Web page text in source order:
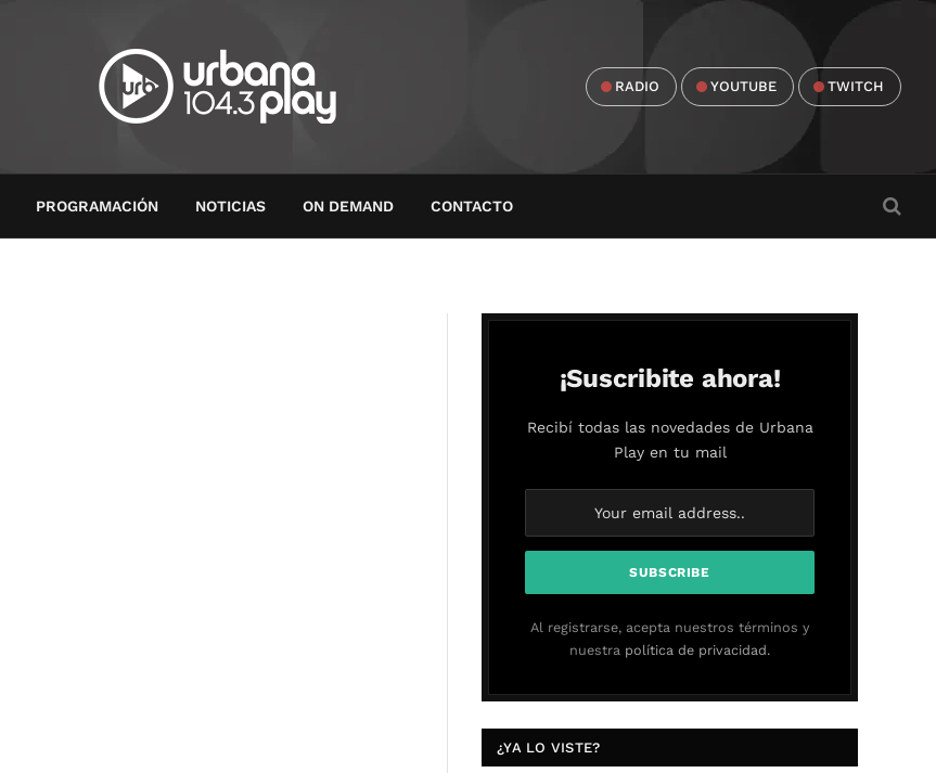
RADIO YOUTUBE TWITCH
PROGRAMACIÓN NOTICIAS ON DEMAND CONTACTO
¡Suscribite ahora!
Recibí todas las novedades de Urbana
Play en tu mail
Al registrarse, acepta nuestros términos y
nuestra política de privacidad.
¿YA LO VISTE?